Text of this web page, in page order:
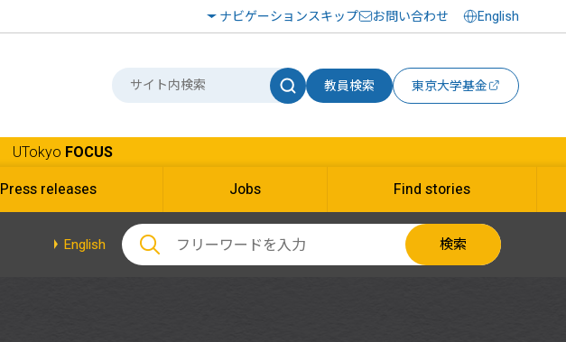
ナビゲーションスキップ お問い合わせ English
教員検索 東京大学基金
UTokyo FOCUS
Press releases Jobs Find stories
English 検索